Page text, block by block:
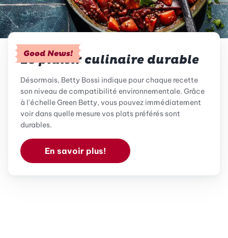
Good News!
Le plaisir culinaire durable
Désormais, Betty Bossi indique pour chaque recette
son niveau de compatibilité environnementale. Grâce
à l'échelle Green Betty, vous pouvez immédiatement
voir dans quelle mesure vos plats préférés sont
durables.
En savoir plus!